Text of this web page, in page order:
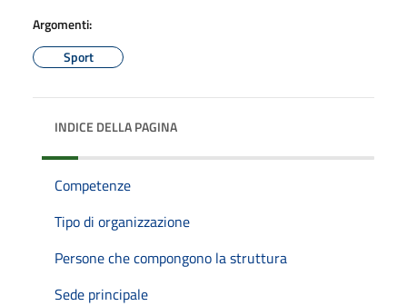
Argomenti:
Sport
INDICE DELLA PAGINA
Competenze
Tipo di organizzazione
Persone che compongono la struttura
Sede principale